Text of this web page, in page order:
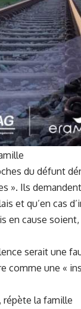
du défunt
». Ils
et qu’en cas
en cause
serait une
comme une «
répète la famille